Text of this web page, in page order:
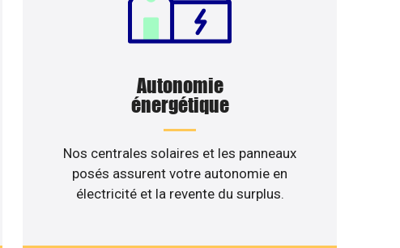
Autonomie
énergétique
Nos centrales solaires et les panneaux
posés assurent votre autonomie en
électricité et la revente du surplus.